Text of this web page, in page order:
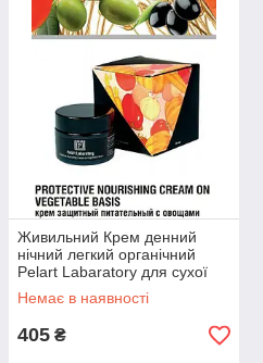
Живильний Крем денний
нічний легкий органічний
Pelart Labaratory для сухої
шкіри
Немає в наявності
405 ₴